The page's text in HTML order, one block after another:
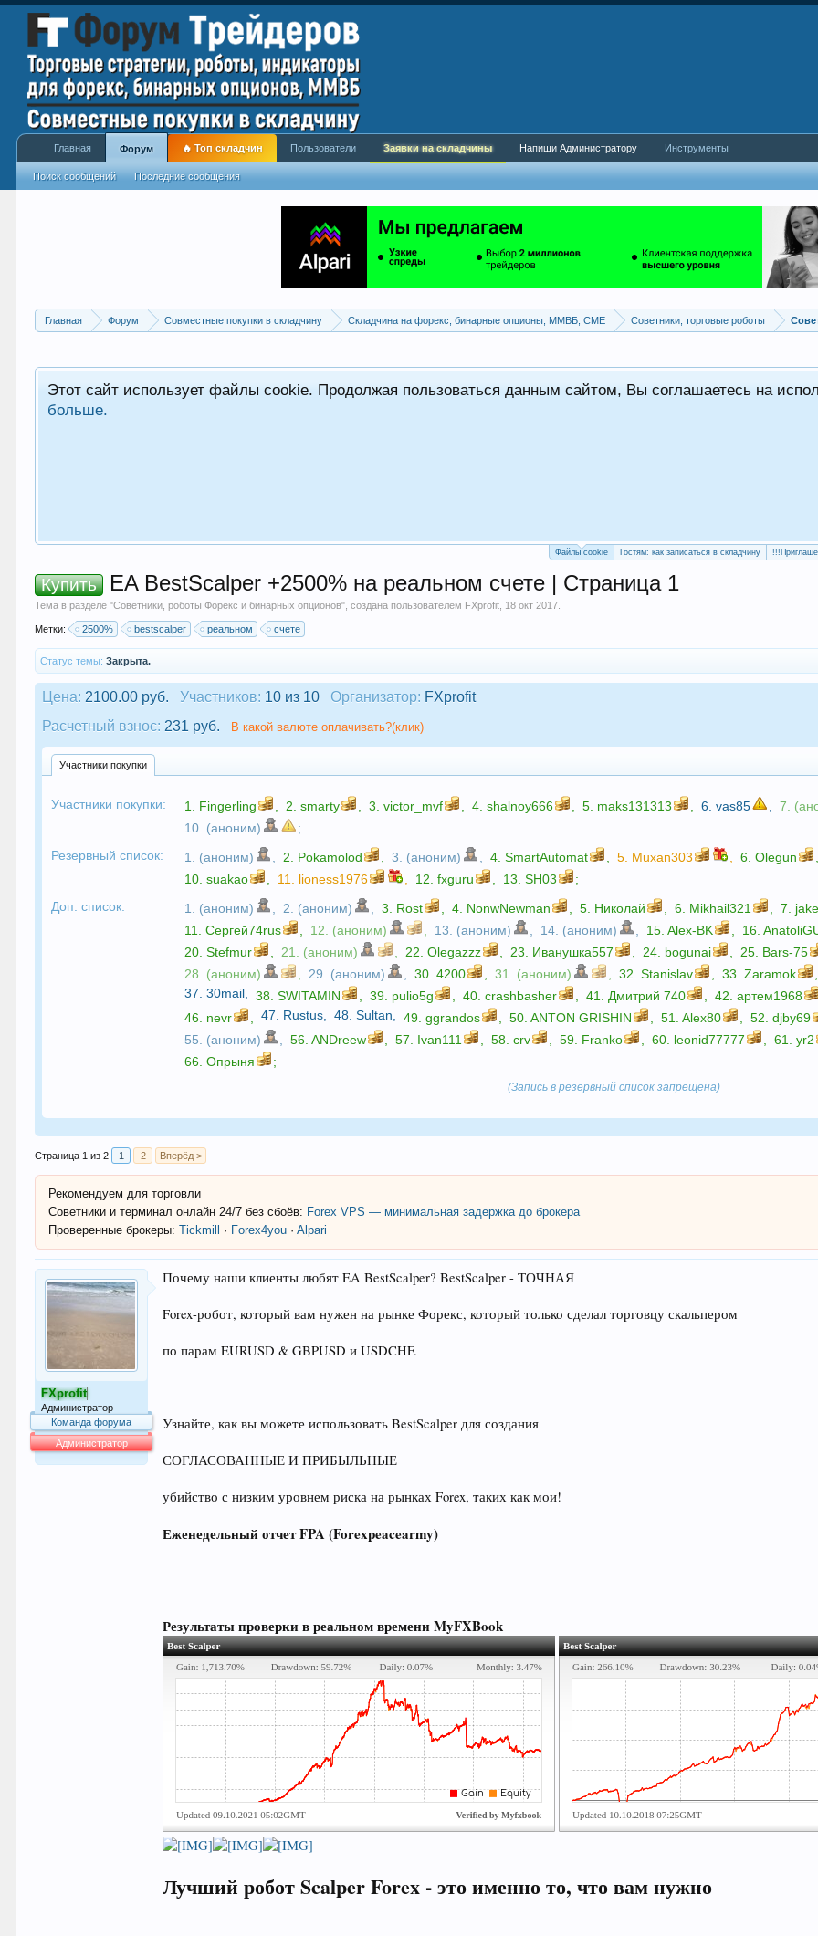
Главная Форум Совместные покупки в складчину Складчина на форекс, бинарные опционы, ММВБ, CME Советники, торговые роботы
Этот сайт использует файлы cookie. Продолжая пользоваться данным сайтом, Вы соглашаетесь на
больше.
Файлы cookie Гостям: как записаться в складчину
Купить EA BestScalper +2500% на реальном счете | Страница 1
Тема в разделе "Советники, роботы Форекс и бинарных опционов", создана пользователем FXprofit 18 окт 2017
Метки: 2500% bestscalper реальном счете
Статус темы: Закрыта.
Цена: 2100.00 руб. Участников: 10 из 10 Организатор: FXprofit
Расчетный взнос: 231 руб. В какой валюте оплачивать?(клик)
Участники покупки
Участники покупки: 1. Fingerling 2.smarty 3.victor_mvf 4.shalnoy666 5. maks131313 6.vas85 7.
10. (аноним)
;
Резервный список:
1. (аноним) 2. Pokamolod 3. (аноним) 4.SmartAutomat 5. Muxan303 6.Olegun
10.suakao 11. lioness1976 12.fxguru 13.SH03
;
Доп. список:
1. (аноним) 2. (аноним) 3. Rost 4. NonwNewman 5. Николай 6. Mikhail321 7.
11.Сергей74rus 12. (аноним) 13. (аноним) 14. (аноним) 15.Alex-BK 16.
20.Stefmur 21. (аноним) 22.Olegazzz 23. Иванушка557 24. bogunai 25. Bars-75
28. (аноним)
29. (аноним) 30.4200 31. (аноним) 32.Stanislav 33.Zaramok
37.30mail 38.SWITAMIN 39. pulio5g 40.crashbasher 41. Дмитрий 740 42.артем1968
46. nevr 47. Rustus 48.Sultan 49.ggrandos 50.ANTON GRISHIN 51.Alex80 52.djby69
55. (аноним)
56.ANDreew 57. Ivan111 58.crv 59. Franko 60. leonid77777 61.yr2
66.Опрыня ;
(Запись в резервный список запрещена)
Страница 1 из 2 1 2 Вперёд >
Рекомендуем для торговли
Советники и терминал онлайн 24/7 без сбоёв: Forex VPS — минимальная задержка до брокера
Проверенные брокеры: Tickmill · Forex4you ·Alpari
FXprofit
Администратор
Команда форума
Администратор
Почему наши клиенты любят EA BestScalper? BestScalper - ТОЧНАЯ
Forex-робот, который вам нужен на рынке Форекс, который только сделал торговцу скальпером
по парам EURUSD & GBPUSD и USDCHF.
Узнайте, как вы можете использовать BestScalper для создания
СОГЛАСОВАННЫЕ И ПРИБЫЛЬНЫЕ
убийство с низким уровнем риска на рынках Forex, таких как мои!
Еженедельный отчет FPA (Forexpeacearmy)
Результаты проверки в реальном времени MyFXBook
Лучший робот Scalper Forex - это именно то, что вам нужно
Главная Форум
Поиск сообщений Последние сообщения
🔥 Топ складчин Пользователи Заявки на складчины Напиши Администратору Инструменты